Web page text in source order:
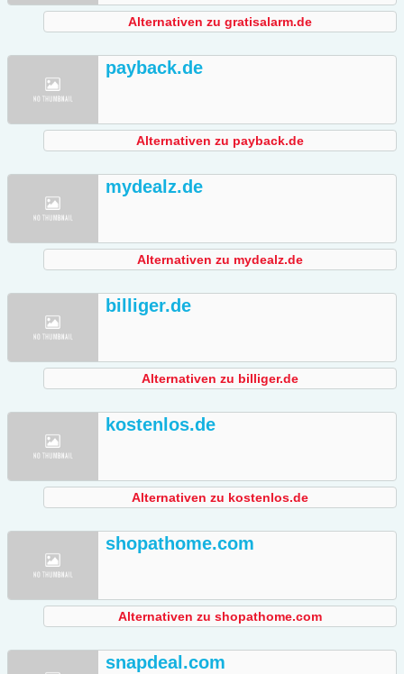
Alternativen zu gratisalarm.de
payback.de
Alternativen zu payback.de
mydealz.de
Alternativen zu mydealz.de
billiger.de
Alternativen zu billiger.de
kostenlos.de
Alternativen zu kostenlos.de
shopathome.com
Alternativen zu shopathome.com
snapdeal.com